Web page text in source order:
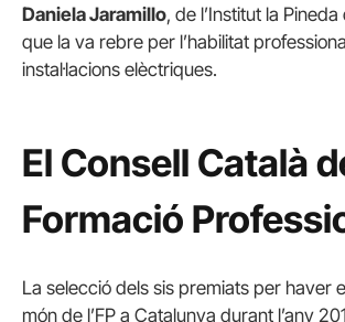
Daniela Jaramillo, de l’Institut la
que la va rebre per l’habilitat
instal·lacions elèctriques.
El Consell Català
Formació
La selecció dels sis premiats per haver
món de l’FP a Catalunya durant l’any